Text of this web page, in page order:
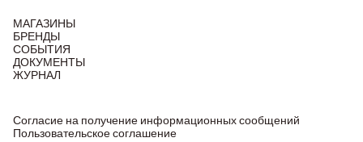
МАГАЗИНЫ
БРЕНДЫ
СОБЫТИЯ
ДОКУМЕНТЫ
ЖУРНАЛ
Согласие на получение информационных сообщений
Пользовательское соглашение